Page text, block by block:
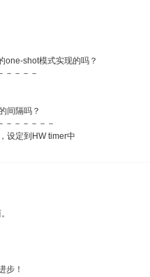
one-shot模式实现的吗？
－－－－
间隔吗？
－－－－－－
设定到HW timer中
步！